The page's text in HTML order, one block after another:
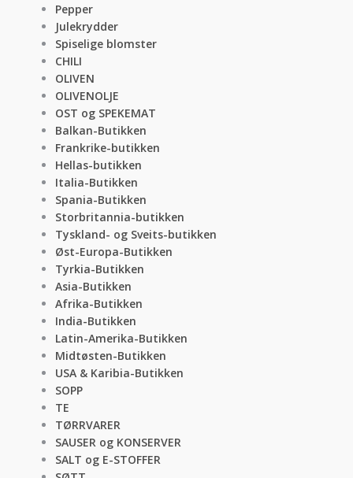
Pepper
Julekrydder
Spiselige blomster
CHILI
OLIVEN
OLIVENOLJE
OST og SPEKEMAT
Balkan-Butikken
Frankrike-butikken
Hellas-butikken
Italia-Butikken
Spania-Butikken
Storbritannia-butikken
Tyskland- og Sveits-butikken
Øst-Europa-Butikken
Tyrkia-Butikken
Asia-Butikken
Afrika-Butikken
India-Butikken
Latin-Amerika-Butikken
Midtøsten-Butikken
USA & Karibia-Butikken
SOPP
TE
TØRRVARER
SAUSER og KONSERVER
SALT og E-STOFFER